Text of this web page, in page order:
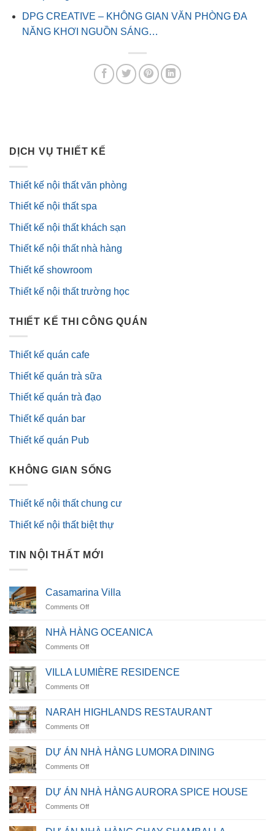
DPG CREATIVE – KHÔNG GIAN VĂN PHÒNG ĐA
NĂNG KHƠI NGUỒN SÁNG…
DỊCH VỤ THIẾT KẾ
Thiết kế nội thất văn phòng
Thiết kế nội thất spa
Thiết kế nội thất khách sạn
Thiết kế nội thất nhà hàng
Thiết kế showroom
Thiết kế nội thất trường học
THIẾT KẾ THI CÔNG QUÁN
Thiết kế quán cafe
Thiết kế quán trà sữa
Thiết kế quán trà đạo
Thiết kế quán bar
Thiết kế quán Pub
KHÔNG GIAN SỐNG
Thiết kế nội thất chung cư
Thiết kế nội thất biệt thự
TIN NỘI THẤT MỚI
Casamarina Villa
Comments Offon
Villa
NHÀ HÀNG OCEANICA
Comments Offon
HÀNG
OCEANICA
VILLA LUMIÈRE RESIDENCE
Comments Offon
LUMIÈRE
RESIDENCE
NARAH HIGHLANDS RESTAURANT
Comments Offon
HIGHLANDS
RESTAURANT
DỰ ÁN NHÀ HÀNG LUMORA DINING
Comments Offon
ÁN
NHÀ
HÀNG
DINING
DỰ ÁN NHÀ HÀNG AURORA SPICE HOUSE
Comments Offon
ÁN